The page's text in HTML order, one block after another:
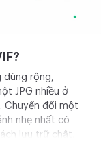
dùng rộng,
JPG nhiều ở
Chuyển đổi một
nhẹ nhất có
lưu trữ chật,